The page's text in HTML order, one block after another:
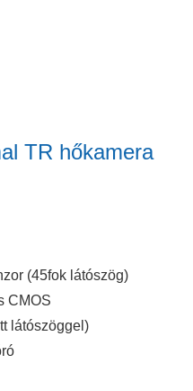
TR hőkamera
(45fok látószög)
CMOS
látószöggel)